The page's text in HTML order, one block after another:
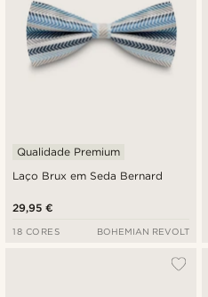
Laço Brux em Seda Bernard
Qualidade Premium
29,95 €
18 CORES BOHEMIAN REVOLT